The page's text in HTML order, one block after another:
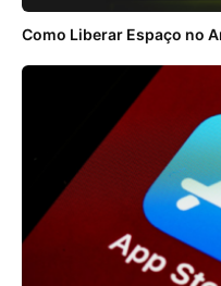
Como Liberar Espaço no